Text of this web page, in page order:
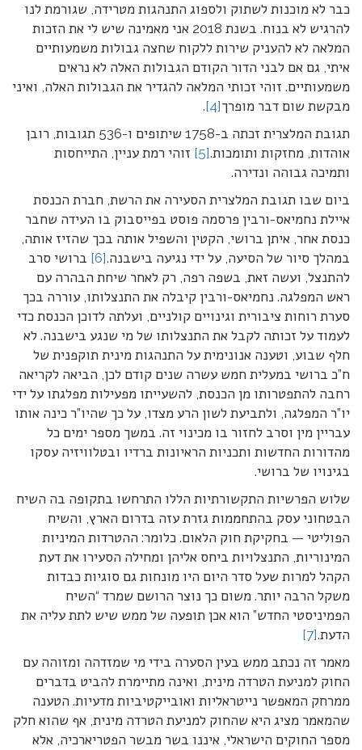
כבר לא מוכנות לשתוק ולספוג התנהגות מטרידה, שגורמת לנו
להרגיש לא בנוח. בשנת 2018 אני מאמינה שיש לי את הזכות
המלאה לא להעניק שירות ללקוח שחצה גבולות משמעותיים
איתי, גם אם לבני הדור הקודם הגבולות האלה לא נראים
משמעותיים. זוהי זכותי המלאה להגדיר את הגבולות האלה, ואיני
מבקשת שום דבר מופרך[4]
.
תגובת המלצרית זכתה ב-1758 שיתופים ו-536 תגובות, רובן
אוהדות, מחזקות ותומכות.[5]
זוהי רמת עניין, התייחסות
ותמיכה גבוהה ונדירה.
ביום שבו תגובת המלצרית הסעירה את הרשת, חברת הכנסת
איילת נחמיאס-ורבין פרסמה פוסט בפייסבוק בו העידה שחבר
כנסת אחר, איתן ברושי, הקטין והשפיל אותה בכך שהזיז אותה,
במהלך סיור של הסיעה, על ידי נגיעה בישבנה.[6]
ברושי סרב
להתנצל, ועשה זאת, בשפה רפה, רק לאחר שיחת הבהרה עם
ראש המפלגה. נחמיאס-ורבין קיבלה את התנצלותו, עוררה בכך
סערת רוחות ציבורית וגינויים קולניים, ועלתה לדוכן הכנסת כדי
לעמוד על זכותה לקבל את התנצלותו של מי שנגע בישבנה. לא
חלף שבוע, וטענה אנונימית על התנהגות מינית תוקפנית של
ח”כ ברושי במעלית חמש עשרה שנים קודם לכן, הביאה לקריאה
רחבה להתפטרותו מן הכנסת, להשעייתו מפעילות מפלגתו על ידי
יו”ר המפלגה, ולתביעת לשון הרע מצדו, על כך שהיו”ר כינה אותו
עבריין מין וסרב לחזור בו מכינוי זה. במשך מספר ימים כל
מהדורות החדשות ותכניות הראיונות ברדיו ובטלוויזיה עסקו
בגינויו של ברושי.
שלוש הפרשיות התקשורתיות הללו התרחשו בתקופה בה השיח
הבטחוני עסק בהתחממות גזרת עזה בדרום הארץ, והשיח
הפוליטי — בחקיקת חוק הלאום. כלומר: ההטרדות המיניות
המינוריות, התנצלויות ביחס אליהן ומחילה הסעירו את דעת
הקהל למרות שעל סדר היום היו מונחות גם סוגיות כבדות
משקל הרבה יותר. משום כך נוצר הרושם שמרד “השיח
הפמיניסטי החדש” הוא אכן תופעה של ממש שיש לתת עליה את
הדעת.[7]
מאמר זה נכתב ממש בעין הסערה בידי מי שמזדהה ומזוהה עם
החוק למניעת הטרדה מינית, ואינה מתיימרת להביט בדברים
ממרחק המאפשר נייטראליות ואובייקטיביות מדעיות. הטענה
שהמאמר מציג היא שהחוק למניעת הטרדה מינית, אף שהוא חלק
מספר החוקים הישראלי, איננו בשר מבשר הפטריארכיה, אלא